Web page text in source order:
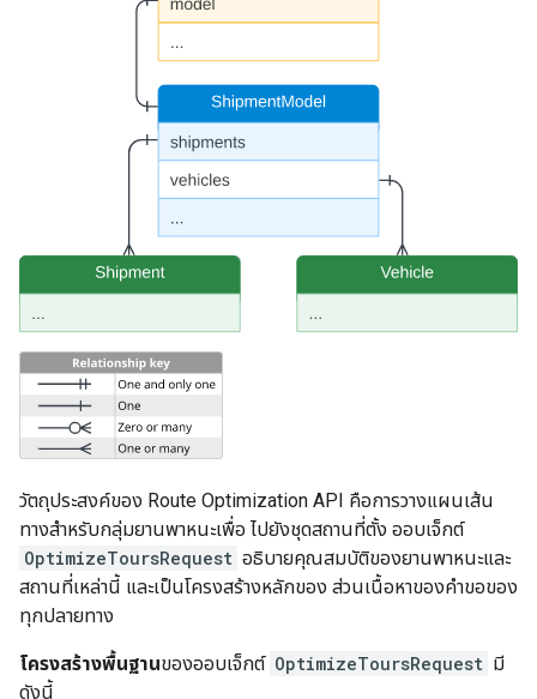
วัตถุประสงค์ของ Route Optimization API คือการวางแผนเส้น
ทางสำหรับกลุ่มยานพาหนะเพื่อ ไปยังชุดสถานที่ตั้ง ออบเจ็กต์
OptimizeToursRequest อธิบายคุณสมบัติของยานพาหนะและ
สถานที่เหล่านี้ และเป็นโครงสร้างหลักของ ส่วนเนื้อหาของคำขอของ
ทุกปลายทาง
โครงสร้างพื้นฐานของออบเจ็กต์ OptimizeToursRequest มี
ดังนี้